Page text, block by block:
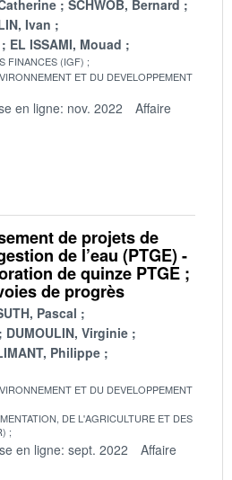
SCHWOB, Bernard
Ivan
EL ISSAMI, Mouad
FINANCES (IGF)
ET DU DEVELOPPEMENT
en ligne: nov. 2022
Affaire
de projets de
de l’eau (PTGE) -
de quinze PTGE ;
de progrès
Pascal
DUMOULIN, Virginie
Philippe
ET DU DEVELOPPEMENT
DE L'AGRICULTURE ET DES
en ligne: sept. 2022
Affaire